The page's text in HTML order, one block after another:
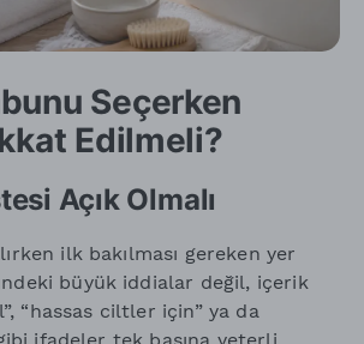
Seçerken
Edilmeli?
Açık Olmalı
ilk bakılması gereken yer
büyük iddialar değil, içerik
“hassas ciltler için” ya da